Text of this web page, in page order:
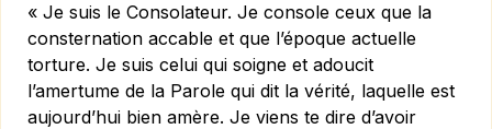
« Je suis le Consolateur. Je console ceux que la
consternation accable et que l’époque actuelle
torture. Je suis celui qui soigne et adoucit
l’amertume de la Parole qui dit la vérité, laquelle est
aujourd’hui bien amère. Je viens te dire d’avoir